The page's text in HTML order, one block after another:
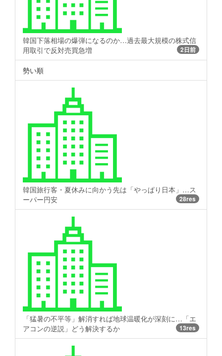
韓国下落相場の爆弾になるのか…過去最大規模の株式信
用取引で反対売買急増
2日前
勢い順
韓国旅行客・夏休みに向かう先は「やっぱり日本」…ス
ーパー円安
28res
「猛暑の不平等」解消すれば地球温暖化が深刻に…「エ
アコンの逆説」どう解決するか
13res